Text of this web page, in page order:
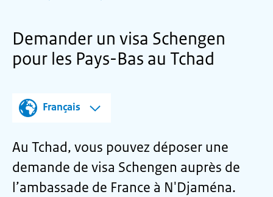
Demander un visa Schengen
pour les Pays-Bas au Tchad
Français
Au Tchad, vous pouvez déposer une
demande de visa Schengen auprès de
l’ambassade de France à N'Djaména.